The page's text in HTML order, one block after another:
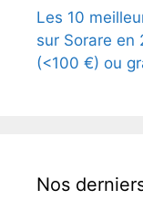
Les 10
sur Sorare
(<100 €) ou
Nos